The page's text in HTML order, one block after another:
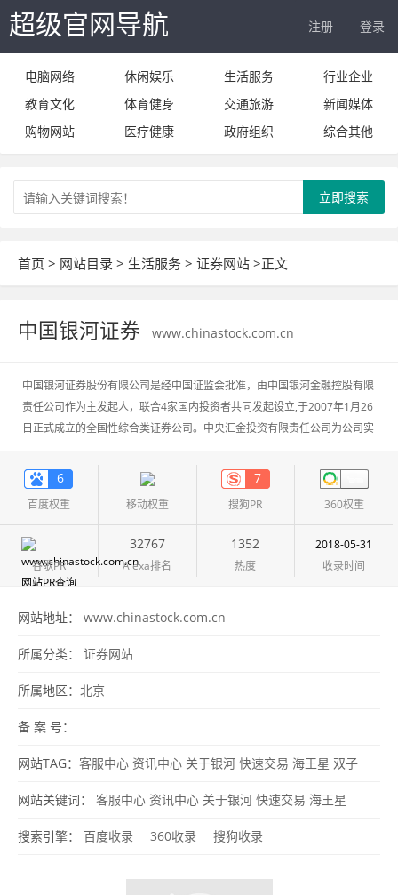
超级官网导航 注册 登录
电脑网络 休闲娱乐 生活服务
行业企业
教育文化
体育健身 交通旅游
新闻媒体
购物网站
医疗健康 政府组织 综合其他
立即搜索
首页 > 网站目录 > 生活服务 > 证券网站 >正文
中国银河证券 www.chinastock.com.cn
中国银河证券股份有限公司是经中国证监会批准，由中国银河金融控股有限
责任公司作为主发起人，联合4家国内投资者共同发起设立,于2007年1月26
日正式成立的全国性综合类证券公司。中央汇金投资有限责任公司为公司实
6
百度权重 移动权重
7
搜狗PR 360权重
谷歌PR
32767
Alexa排名
1352
热度
2018-05-31
收录时间
网站地址： www.chinastock.com.cn
所属分类： 证券网站
所属地区： 北京
备 案 号：
网站TAG： 客服中心 资讯中心 关于银河 快速交易 海王星 双子
星 银河财神通 期指快速交易 期限套利 银河动态 预约开户 营业网
点 网上客服 新股一览 股票 最新业务公告
网站关键词： 客服中心 资讯中心 关于银河 快速交易 海王星
搜索引擎： 百度收录 360收录 搜狗收录